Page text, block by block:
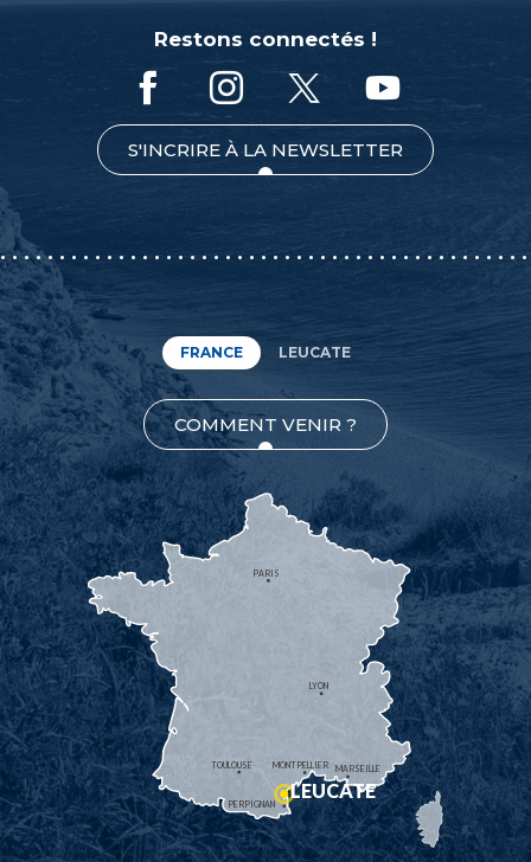
Restons connectés !
S'INCRIRE À LA NEWSLETTER
FRANCE LEUCATE
COMMENT VENIR ?
MONTPELLIER
PERPIGNAN
MARSEILLE
TOULOUSE
LYON
PARIS
LEUCATE